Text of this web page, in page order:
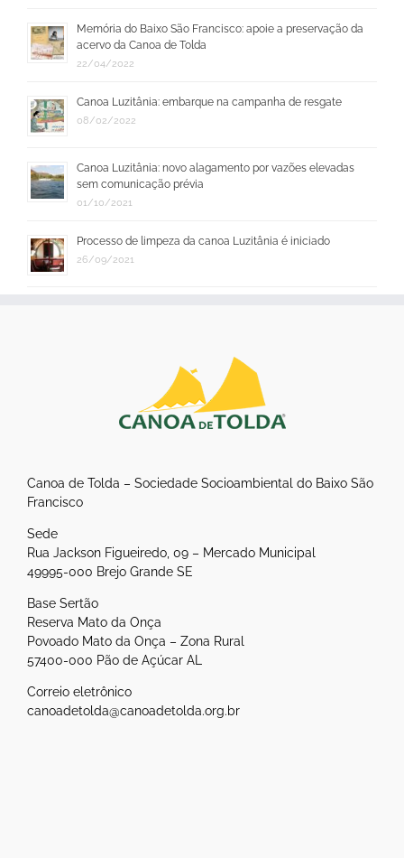
Memória do Baixo São Francisco: apoie a preservação da
acervo da Canoa de Tolda
22/04/2022
Canoa Luzitânia: embarque na campanha de resgate
08/02/2022
Canoa Luzitânia: novo alagamento por vazões elevadas
sem comunicação prévia
01/10/2021
Processo de limpeza da canoa Luzitânia é iniciado
26/09/2021
Canoa de Tolda – Sociedade Socioambiental do Baixo São
Francisco
Sede
Rua Jackson Figueiredo, 09 – Mercado Municipal
49995-000 Brejo Grande SE
Base Sertão
Reserva Mato da Onça
Povoado Mato da Onça – Zona Rural
57400-000 Pão de Açúcar AL
Correio eletrônico
canoadetolda@canoadetolda.org.br